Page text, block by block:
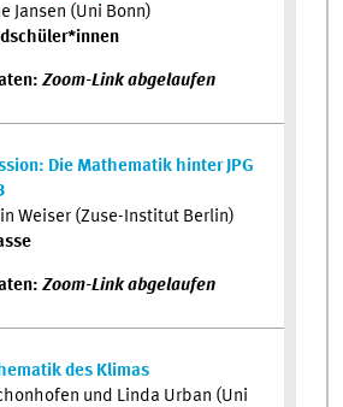
Jansen (Uni Bonn)
Zoom-Link abgelaufen
Die Mathematik hinter JPG
Weiser (Zuse-Institut Berlin)
Zoom-Link abgelaufen
des Klimas
und Linda Urban (Uni